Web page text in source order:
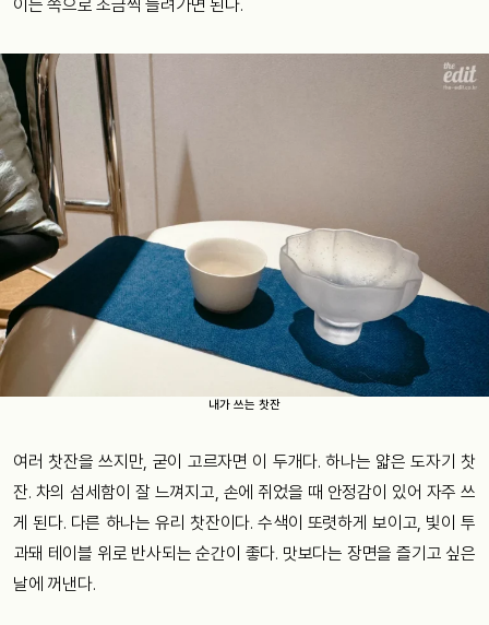
이는 쪽으로 조금씩 늘려가면 된다.
내가 쓰는 찻잔
여러 찻잔을 쓰지만, 굳이 고르자면 이 두개다. 하나는 얇은 도자기 찻
잔. 차의 섬세함이 잘 느껴지고, 손에 쥐었을 때 안정감이 있어 자주 쓰
게 된다. 다른 하나는 유리 찻잔이다. 수색이 또렷하게 보이고, 빛이 투
과돼 테이블 위로 반사되는 순간이 좋다. 맛보다는 장면을 즐기고 싶은
날에 꺼낸다.